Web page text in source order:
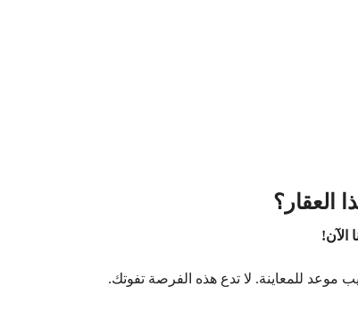
العقار؟
الآن!
موعد للمعاينة. لا تدع هذه الفرصة تفوتك.